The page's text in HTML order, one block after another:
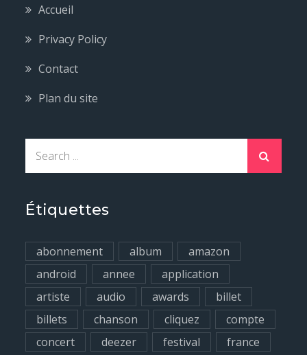
Accueil
Privacy Policy
Contact
Plan du site
r
h
f
o
Étiquettes
abonnement album
amazon
android
annee
application
artiste
audio awards
billet
billets
chanson cliquez
compte
concert
deezer festival
france